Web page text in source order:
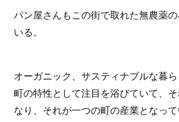
パン屋さんもこの街で取れた無農薬
いる。
オーガニック、サスティナブルな暮
町の特性として注目を浴びていて、
なり、それが一つの町の産業となって